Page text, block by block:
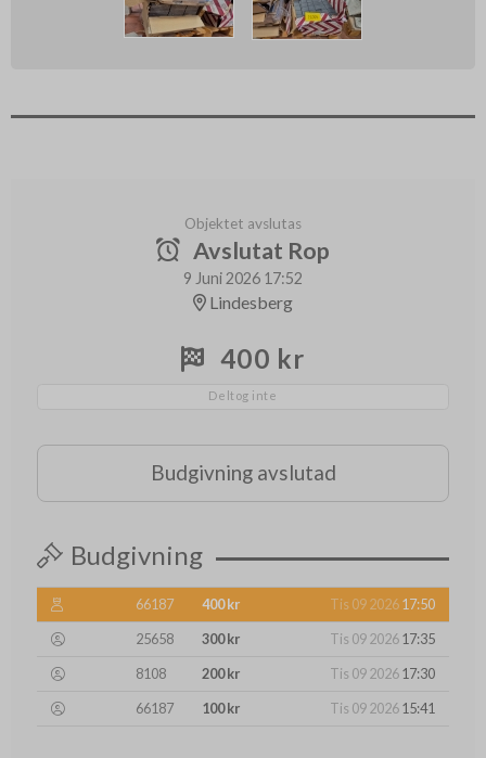
Objektet avslutas
Avslutat Rop
9 Juni 2026 17:52
Lindesberg
400 kr
Deltog inte
Budgivning avslutad
Budgivning
66187 400 kr Tis 09 202617:50
25658
300 kr Tis 09 202617:35
8108
200 kr Tis 09 202617:30
66187
100 kr Tis 09 202615:41